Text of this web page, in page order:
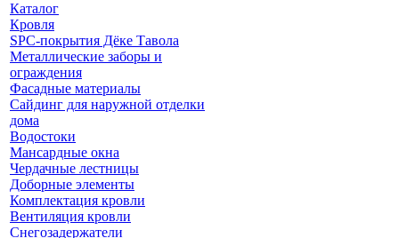
Каталог
Кровля
SPC-покрытия Дёке Тавола
Металлические заборы и
ограждения
Фасадные материалы
Сайдинг для наружной отделки
дома
Водостоки
Мансардные окна
Чердачные лестницы
Доборные элементы
Комплектация кровли
Вентиляция кровли
Снегозадержатели